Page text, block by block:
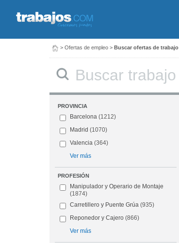
> Ofertas de empleo > Buscar ofertas de trabajo
PROVINCIA
Barcelona (1212)
Madrid (1070)
Valencia (364)
Ver más
PROFESIÓN
Manipulador y Operario de Montaje
(1874)
Carretillero y Puente Grúa (935)
Reponedor y Cajero (866)
Ver más